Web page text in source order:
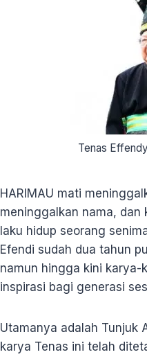
Tenas
HARIMAU mati
meninggalkan nama, dan
laku hidup seorang
Efendi sudah dua tahun
namun hingga kini karya-
inspirasi bagi generasi
Utamanya adalah Tunjuk
karya Tenas ini telah